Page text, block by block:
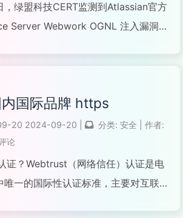
，绿盟科技CERT监测到Atlassian官方
Server Webwork OGNL 注入漏洞
SSL 证书 国内国际品牌 https
20 2024-09-20 分类: 安全
作者:
论
证？Webtrust（网络信任）认证是电
唯一的国际性认证标准，主要对互联